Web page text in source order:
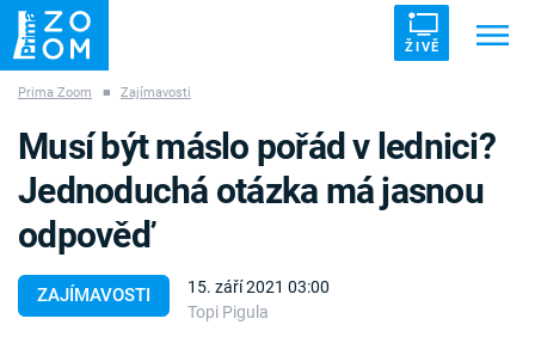
ŽIVĚ
ZÁHADY VETŘELCI DÁVNOVĚKU
Témata
Prima Zoom ■ Zajímavosti
ZAJÍMAVOSTI
15. září 2021 03:00
Topi Pigula
Musí být máslo pořád v lednici?
Jednoduchá otázka má jasnou
odpověď